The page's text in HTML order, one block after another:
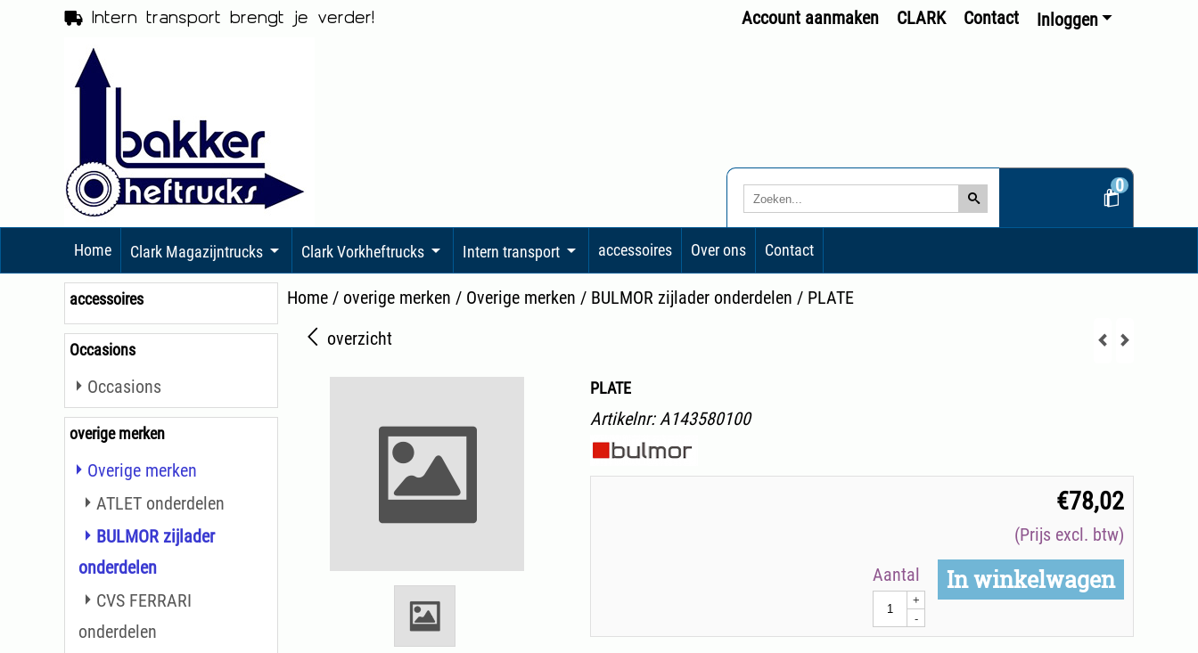
Intern transport brengt je verder! Inloggen
Account aanmaken CLARK Contact
0
Home Clark Magazijntrucks Clark Vorkheftrucks Intern transport accessoires Over ons Contact
accessoires
Occasions
Occasions
overige merken
Overige merken
ATLET onderdelen
BULMOR zijlader
onderdelen
CVS FERRARI
onderdelen
Home / overige merken / Overige merken / BULMOR zijlader onderdelen / PLATE
overzicht
PLATE
Artikelnr: A143580100
€78,02
(Prijs excl. btw)
Aantal
+
-
In winkelwagen